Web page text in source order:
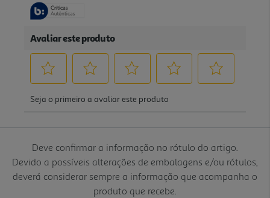
Deve confirmar a informação no rótulo do artigo.
Devido a possíveis alterações de embalagens e/ou rótulos,
deverá considerar sempre a informação que acompanha o
produto que recebe.